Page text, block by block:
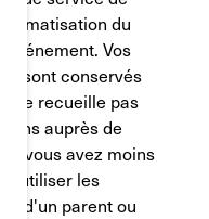
du
événement. Vos
sont conservés
ne recueille pas
auprès de
Si vous avez moins
utiliser les
d'un parent ou